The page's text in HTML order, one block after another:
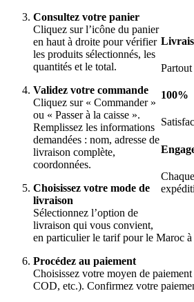
100%
Consultez votre panier
Cliquez sur l’icône du panier
en haut à droite pour vérifier
les produits sélectionnés, les
quantités et le total.
Validez votre commande
Cliquez sur « Commander »
ou « Passer à la caisse ».
Remplissez les informations
demandées : nom, adresse de
livraison complète,
coordonnées.
Choisissez votre mode de
livraison
Sélectionnez l’option de
livraison qui vous convient,
en particulier le tarif pour le Maroc
Procédez au paiement
Choisissez votre moyen de
COD, etc.). Confirmez votre